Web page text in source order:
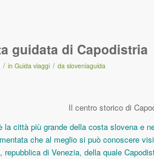
guidata di Capodistria
/ in Guida viaggi / da sloveniaguida
Il centro storico di
la città più grande della costa slovena e
che al meglio si può conoscere
repubblica di Venezia, della quale